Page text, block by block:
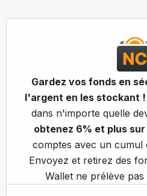
Gardez vos fonds en
l'argent en les stockant !
dans n'importe quelle
obtenez 6% et plus sur
comptes avec un cumul
Envoyez et retirez des
Wallet ne prélève